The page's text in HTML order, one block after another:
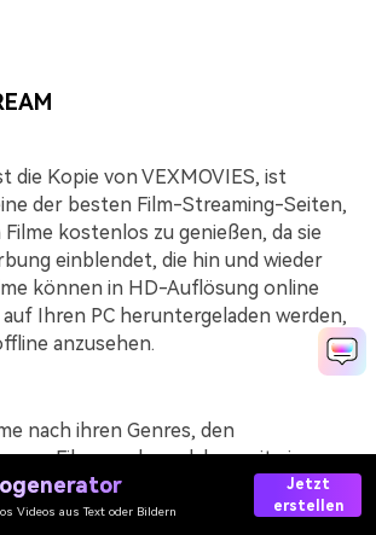
die Kopie von VEXMOVIES, ist
der besten Film-Streaming-Seiten,
kostenlos zu genießen, da sie
einblendet, die hin und wieder
können in HD-Auflösung online
Ihren PC heruntergeladen werden,
anzusehen.
nach ihren Genres, den
Filmen oder solchen mit einer
Bewertung auswählen.
Videos aus Text oder Bildern
Jetzt
erstellen